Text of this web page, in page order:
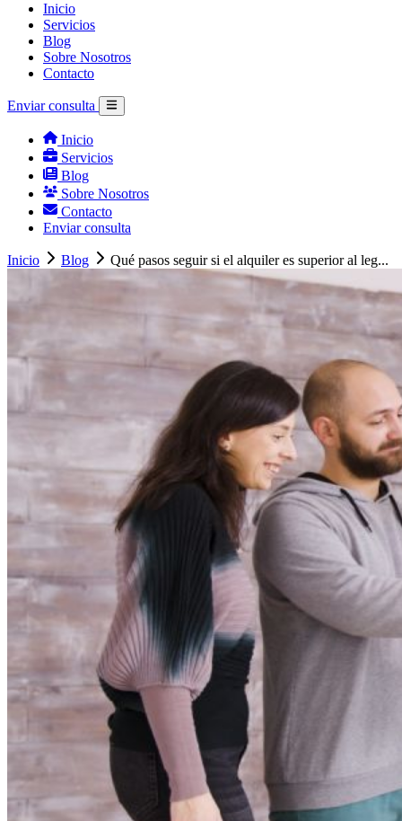
Inicio
Servicios
Blog
Sobre Nosotros
Contacto
Enviar consulta
Inicio
Servicios
Blog
Sobre Nosotros
Contacto
Enviar consulta
Inicio Blog Qué pasos seguir si el alquiler es superior al leg...